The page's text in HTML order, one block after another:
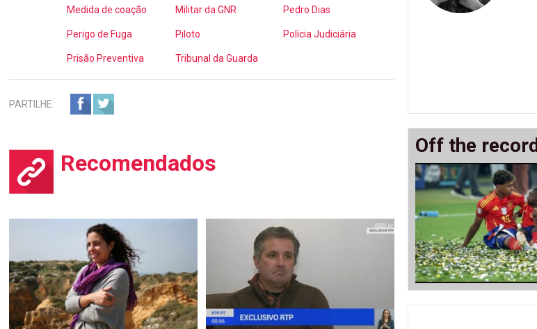
Medida de coação Militar da GNR Pedro Dias
Perigo de Fuga Piloto Polícia Judiciária
Prisão Preventiva Tribunal da Guarda
PARTILHE:
Recomendados
Off the record